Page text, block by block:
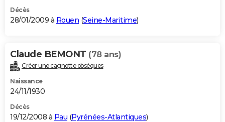
Décès
28/01/2009 à Rouen (Seine-Maritime)
Claude BEMONT (78 ans)
Créer une cagnotte obsèques
Naissance
24/11/1930
Décès
19/12/2008 à Pau (Pyrénées-Atlantiques)